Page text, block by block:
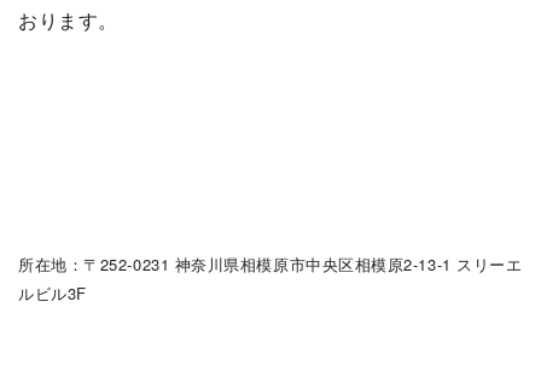
おります。
所在地：〒252-0231 神奈川県相模原市中央区相模原2-13-1 スリーエ
ルビル3F